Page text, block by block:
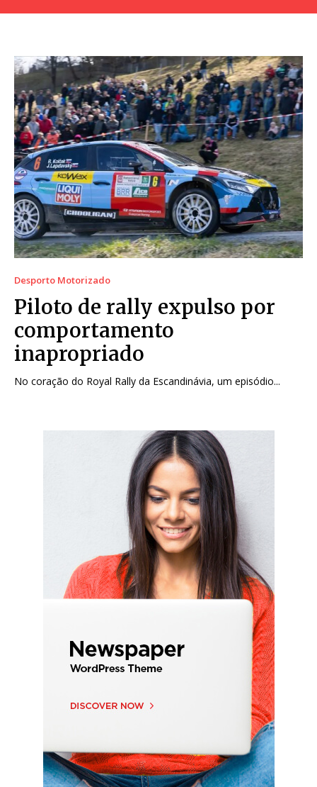
Desporto Motorizado
Piloto de rally expulso por
comportamento
inapropriado
No coração do Royal Rally da Escandinávia, um episódio...